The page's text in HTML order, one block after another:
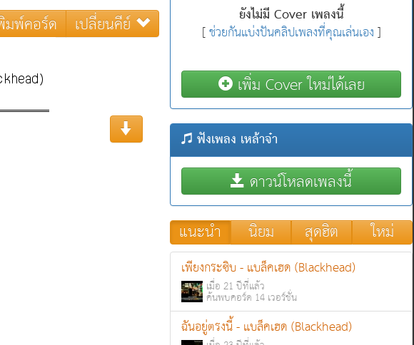
พ์คอร์ด เปลี่ยนคีย์
ยังไม่มี Cover เพลงนี้
[ช่วยกันแบ่งปันคลิปเพลงที่คุณเล่นเอง]
เพิ่ม Cover ใหม่ได้เลย
ฟังเพลง เหล้าจ๋า
ดาวน์โหลดเพลงนี้
แนะนำ
นิยม สุดฮิต ใหม่
เพียงกระซิบ - แบล็คเฮด (Blackhead)
เมื่อ 21 ปีที่แล้ว
ค้นพบคอร์ด 14 เวอร์ชั่น
ฉันอยู่ตรงนี้ - แบล็คเฮด (Blackhead)